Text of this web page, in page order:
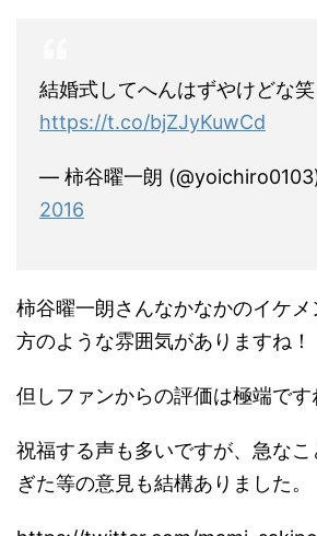
結婚式してへんはずやけどな笑
https://t.co/bjZJyKuwCd
— 柿谷曜一朗
2016
柿谷曜一朗さんなかなかのイケ
方のような雰囲気がありますね！
但しファンからの評価は極端です
祝福する声も多いですが、急な
ぎた等の意見も結構ありました。